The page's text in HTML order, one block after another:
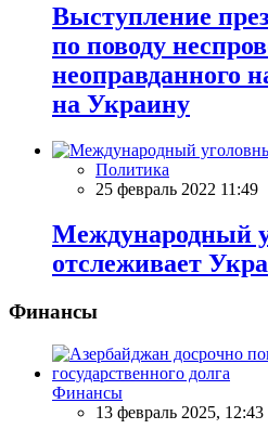
Выступление
по поводу
неоправданного
на Украину
Политика
25 февраль 2022 11:49
Международный
отслеживает
Финансы
Финансы
13 февраль 2025, 12:43